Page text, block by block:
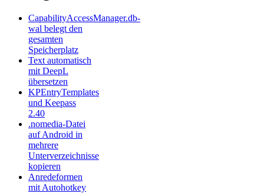
CapabilityAccessManager.db-
wal belegt den
gesamten
Speicherplatz
Text automatisch
mit DeepL
übersetzen
KPEntryTemplates
und Keepass
2.40
.nomedia-Datei
auf Android in
mehrere
Unterverzeichnisse
kopieren
Anredeformen
mit Autohotkey